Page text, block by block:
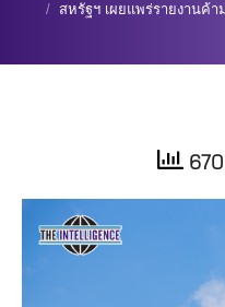
สหรัฐฯ เผยแพร่รายงานค้